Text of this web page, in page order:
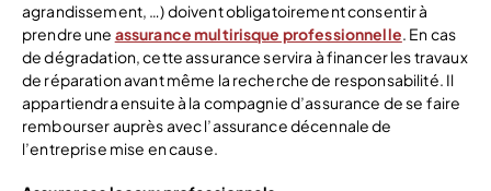
agrandissement, …) doivent obligatoirement consentir à
prendre une assurance multirisque professionnelle. En cas
de dégradation, cette assurance servira à financer les travaux
de réparation avant même la recherche de responsabilité. Il
appartiendra ensuite à la compagnie d’assurance de se faire
rembourser auprès avec l’assurance décennale de
l’entreprise mise en cause.